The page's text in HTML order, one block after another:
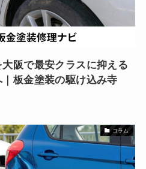
阪で最安クラスに抑える
板金塗装の駆け込み寺
コラム